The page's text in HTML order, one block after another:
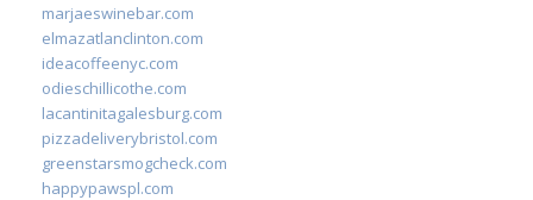
marjaeswinebar.com
elmazatlanclinton.com
ideacoffeenyc.com
odieschillicothe.com
lacantinitagalesburg.com
pizzadeliverybristol.com
greenstarsmogcheck.com
happypawspl.com